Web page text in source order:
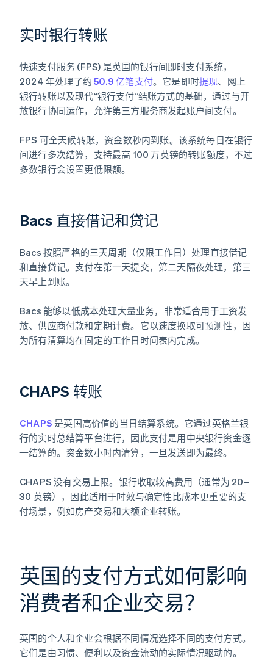
实时银行转账
快速支付服务 (FPS) 是英国的银行间即时支付系统，
2024 年处理了约50.9 亿笔支付。它是即时提现、网上
银行转账以及现代“银行支付”结账方式的基础，通过与开
放银行协同运作，允许第三方服务商发起账户间支付。
FPS 可全天候转账，资金数秒内到账。该系统每日在银行
间进行多次结算，支持最高 100 万英镑的转账额度，不过
多数银行会设置更低限额。
Bacs 直接借记和贷记
Bacs 按照严格的三天周期（仅限工作日）处理直接借记
和直接贷记。支付在第一天提交，第二天隔夜处理，第三
天早上到账。
Bacs 能够以低成本处理大量业务，非常适合用于工资发
放、供应商付款和定期计费。它以速度换取可预测性，因
为所有清算均在固定的工作日时间表内完成。
CHAPS 转账
CHAPS 是英国高价值的当日结算系统。它通过英格兰银
行的实时总结算平台进行，因此支付是用中央银行资金逐
一结算的。资金数小时内清算，一旦发送即为最终。
CHAPS 没有交易上限。银行收取较高费用（通常为 20–
30 英镑），因此适用于时效与确定性比成本更重要的支
付场景，例如房产交易和大额企业转账。
英国的支付方式如何影响
消费者和企业交易？
英国的个人和企业会根据不同情况选择不同的支付方式。
它们是由习惯、便利以及资金流动的实际情况驱动的。